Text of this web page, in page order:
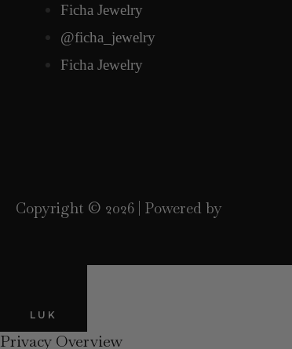
Ficha Jewelry
@ficha_jewelry
Ficha Jewelry
Copyright © 2026 | Powered by
LUK
Privacy Overview